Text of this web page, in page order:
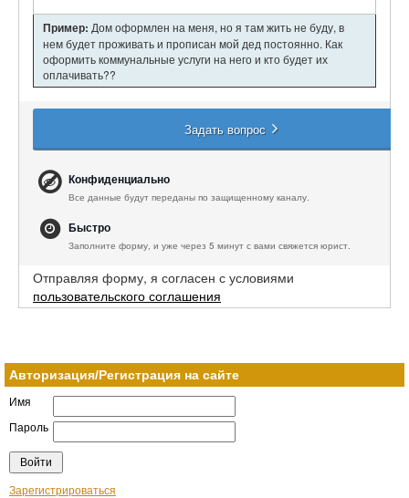
Пример: Дом оформлен на меня, но я там жить не буду, в
нем будет проживать и прописан мой дед постоянно. Как
оформить коммунальные услуги на него и кто будет их
оплачивать??
Задать вопрос
Конфиденциально
Все данные будут переданы по защищенному каналу.
Быстро
Заполните форму, и уже через 5 минут с вами свяжется юрист.
Отправляя форму, я согласен с условиями
пользовательского соглашения
Авторизация/Регистрация на сайте
Имя
Пароль
Зарегистрироваться